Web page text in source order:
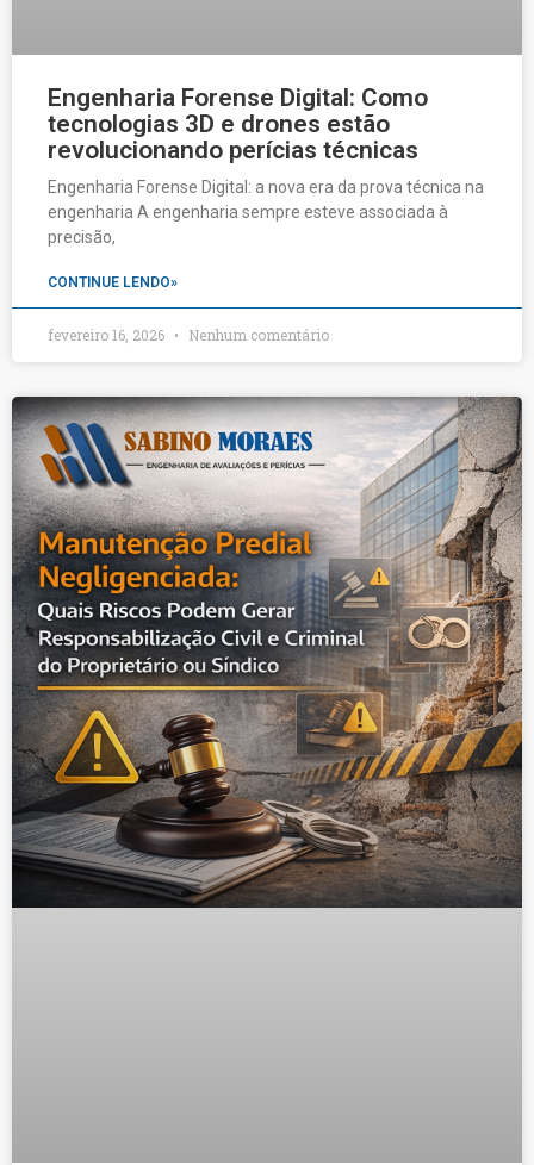
Engenharia Forense Digital: Como
tecnologias 3D e drones estão
revolucionando perícias técnicas
Engenharia Forense Digital: a nova era da prova técnica na
engenharia A engenharia sempre esteve associada à
precisão,
CONTINUE LENDO»
fevereiro 16, 2026 Nenhum comentário